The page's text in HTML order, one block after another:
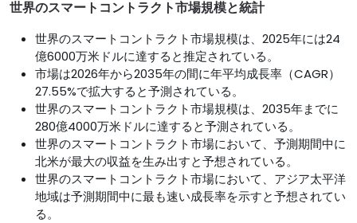
世界のスマートコントラクト市場規模と統計
世界のスマートコントラクト市場規模は、2025年には24
億6000万米ドルに達すると推定されている。
市場は2026年から2035年の間に年平均成長率（CAGR）
27.55%で拡大すると予測されている。
世界のスマートコントラクト市場規模は、2035年までに
280億4000万米ドルに達すると予測されている。
世界のスマートコントラクト市場において、予測期間中に
北米が最大の収益を生み出すと予想されている。
世界のスマートコントラクト市場において、アジア太平洋
地域は予測期間中に最も速い成長率を示すと予想されてい
る。